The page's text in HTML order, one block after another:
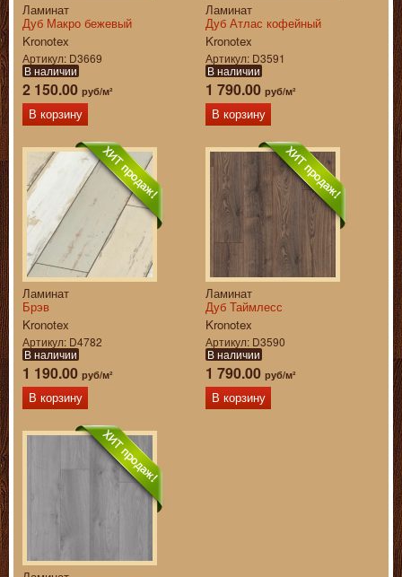
Ламинат
Дуб Макро бежевый
Kronotex
Артикул D3669
В наличии
2 150.00 руб/м²
В корзину
Ламинат
Дуб Атлас кофейный
Kronotex
Артикул D3591
В наличии
1 790.00 руб/м²
В корзину
Ламинат
Брэв
Kronotex
Артикул D4782
В наличии
1 190.00 руб/м²
В корзину
Ламинат
Дуб Таймлесс
Kronotex
Артикул D3590
В наличии
1 790.00 руб/м²
В корзину